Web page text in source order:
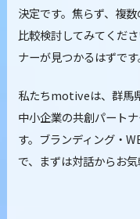
決定です。焦らず、複
比較検討してみてくだ
ナーが見つかるはずです
私たちmotiveは、群馬
中小企業の共創パート
す。ブランディング・
で、まずは対話からお気